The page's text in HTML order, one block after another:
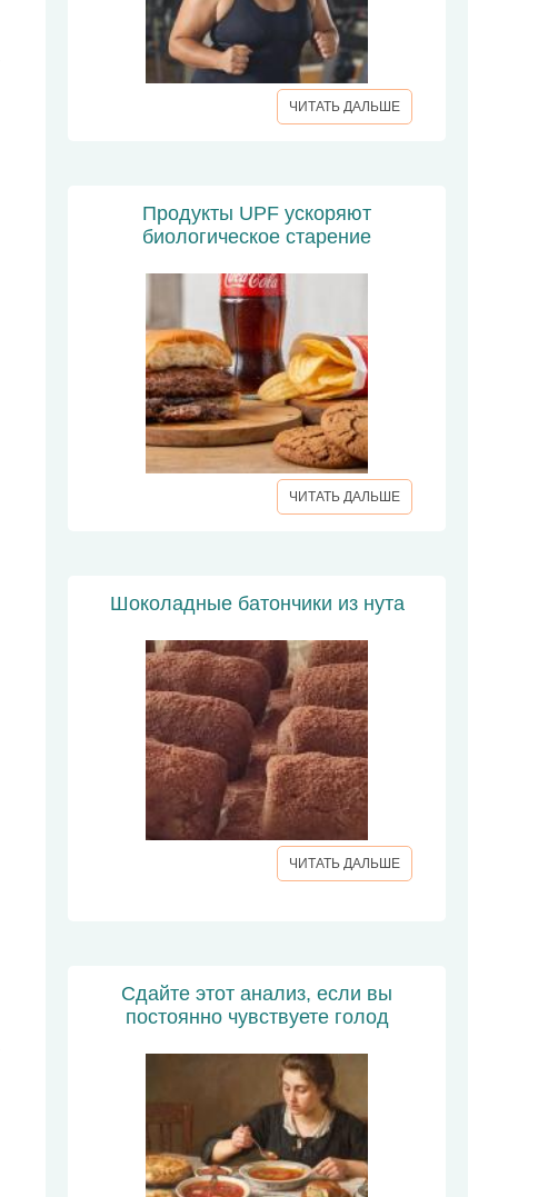
ЧИТАТЬ ДАЛЬШЕ
Продукты UPF ускоряют
биологическое старение
ЧИТАТЬ ДАЛЬШЕ
Шоколадные батончики из нута
ЧИТАТЬ ДАЛЬШЕ
Сдайте этот анализ, если вы
постоянно чувствуете голод